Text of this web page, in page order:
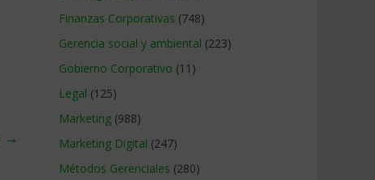
→
Finanzas Corporativas (748)
Gerencia social y ambiental (223)
Gobierno Corporativo (11)
Legal (125)
Marketing (988)
Marketing Digital (247)
Métodos Gerenciales (280)